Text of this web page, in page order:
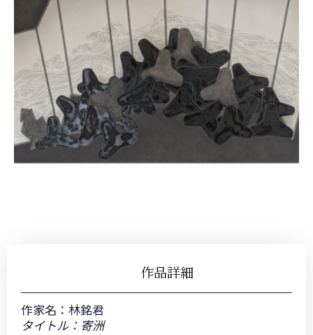
作品詳細
作家名： 林銘君
タイトル：寄洲